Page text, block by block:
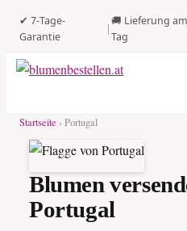
✔ 7-Tage-
Garantie
|
🚚 Lieferung
Tag
Startseite › Portugal
Blumen
Portugal